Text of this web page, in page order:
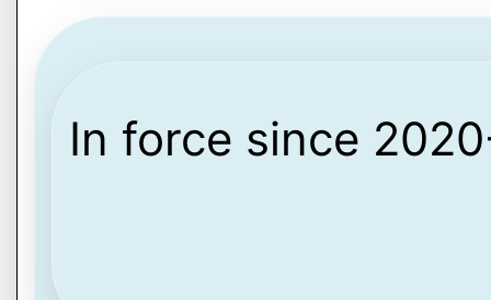
In force since